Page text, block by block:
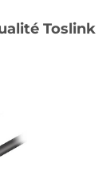
Toslink